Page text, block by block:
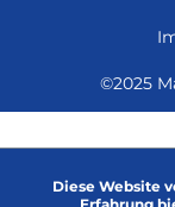
©2025
Diese Website